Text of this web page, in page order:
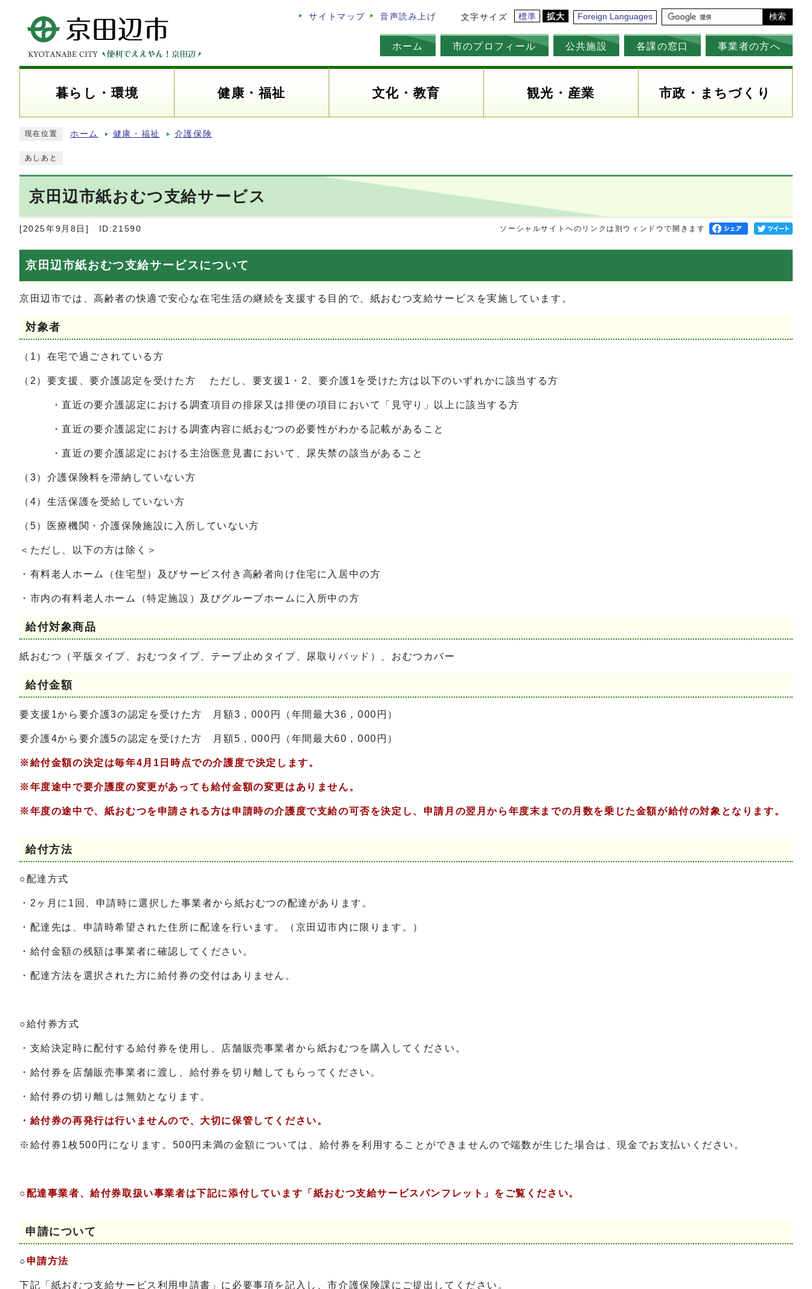
サイトマップ 音声読み上げ 文字サイズ 標準 拡大 Foreign Languages 検索
ホーム 市のプロフィール 公共施設 各課の窓口 事業者の方へ
暮らし・環境 健康・福祉 文化・教育 観光・産業 市政・まちづくり
現在位置 ホーム 健康・福祉 介護保険
あしあと
京田辺市紙おむつ支給サービス
[2025年9月8日] ID:21590 ソーシャルサイトへのリンクは別ウィンドウで開きます
京田辺市紙おむつ支給サービスについて
京田辺市では、高齢者の快適で安心な在宅生活の継続を支援する目的で、紙おむつ支給サービスを実施しています。
対象者
（1）在宅で過ごされている方
（2）要支援、要介護認定を受けた方 ただし、要支援1・2、要介護1を受けた方は以下のいずれかに該当する方
・直近の要介護認定における調査項目の排尿又は排便の項目において「見守り」以上に該当する方
・直近の要介護認定における調査内容に紙おむつの必要性がわかる記載があること
・直近の要介護認定における主治医意見書において、尿失禁の該当があること
（3）介護保険料を滞納していない方
（4）生活保護を受給していない方
（5）医療機関・介護保険施設に入所していない方
＜ただし、以下の方は除く＞
・有料老人ホーム（住宅型）及びサービス付き高齢者向け住宅に入居中の方
・市内の有料老人ホーム（特定施設）及びグループホームに入所中の方
給付対象商品
紙おむつ（平版タイプ、おむつタイプ、テープ止めタイプ、尿取りパッド）、おむつカバー
給付金額
要支援1から要介護3の認定を受けた方 月額3，000円（年間最大36，000円）
要介護4から要介護5の認定を受けた方 月額5，000円（年間最大60，000円）
※給付金額の決定は毎年4月1日時点での介護度で決定します。
※年度途中で要介護度の変更があっても給付金額の変更はありません。
※年度の途中で、紙おむつを申請される方は申請時の介護度で支給の可否を決定し、申請月の翌月から年度末までの月数を乗じた金額が給付の対象となります。
給付方法
○配達方式
・2ヶ月に1回、申請時に選択した事業者から紙おむつの配達があります。
・配達先は、申請時希望された住所に配達を行います。（京田辺市内に限ります。）
・給付金額の残額は事業者に確認してください。
・配達方法を選択された方に給付券の交付はありません。
○給付券方式
・支給決定時に配付する給付券を使用し、店舗販売事業者から紙おむつを購入してください。
・給付券を店舗販売事業者に渡し、給付券を切り離してもらってください。
・給付券の切り離しは無効となります。
・給付券の再発行は行いませんので、大切に保管してください。
※給付券1枚500円になります。500円未満の金額については、給付券を利用することができませんので端数が生じた場合は、現金でお支払いください。
○配達事業者、給付券取扱い事業者は下記に添付しています「紙おむつ支給サービスパンフレット」をご覧ください。
申請について
○ 申請方法
下記「紙おむつ支給サービス利用申請書」に必要事項を記入し、市介護保険課にご提出してください。